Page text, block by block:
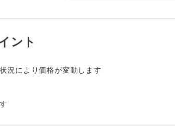
ント
況により価格が変動します
)